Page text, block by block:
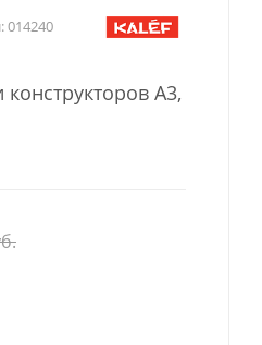
014240
А3,